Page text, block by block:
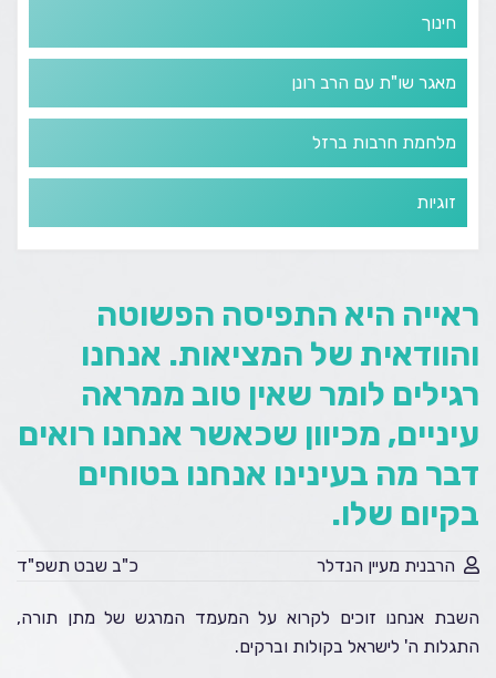
חינוך
מאגר שו"ת עם הרב רונן
מלחמת חרבות ברזל
זוגיות
ראייה היא התפיסה הפשוטה
והוודאית של המציאות. אנחנו
רגילים לומר שאין טוב ממראה
עיניים, מכיוון שכאשר אנחנו רואים
דבר מה בעינינו אנחנו בטוחים
בקיום שלו.
הרבנית מעיין הנדלר כ"ב שבט תשפ"ד
השבת אנחנו זוכים לקרוא על המעמד המרגש של מתן תורה,
התגלות ה' לישראל בקולות וברקים.